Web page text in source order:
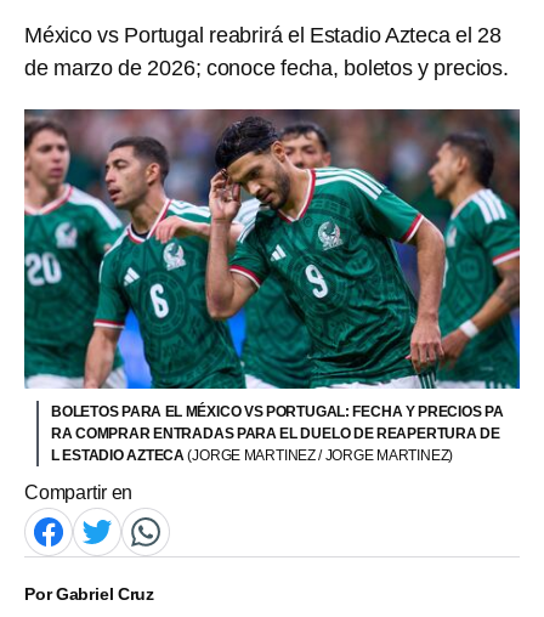
México vs Portugal reabrirá el Estadio Azteca el 28
de marzo de 2026; conoce fecha, boletos y precios.
BOLETOS PARA EL MÉXICO VS PORTUGAL: FECHA Y PRECIOS PA
RA COMPRAR ENTRADAS PARA EL DUELO DE REAPERTURA DE
L ESTADIO AZTECA(JORGE MARTINEZ / JORGE MARTINEZ)
Compartir en
PorGabriel Cruz